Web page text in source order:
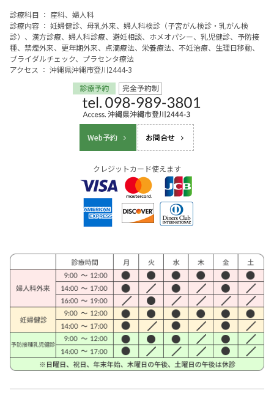
診療科目 ： 産科、婦人科
診療内容 ： 妊婦健診、母乳外来、婦人科検診（子宮がん検診・乳がん検
診）、漢方診療、婦人科診療、避妊相談、ホメオパシー、乳児健診、予防接
種、禁煙外来、更年期外来、点滴療法、栄養療法、不妊治療、生理日移動、
ブライダルチェック、プラセンタ療法
アクセス ： 沖縄県沖縄市登川2444-3
Web予約 お問合せ
クレジットカード使えます